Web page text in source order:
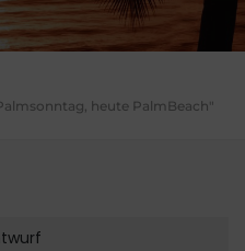
heute PalmBeach"